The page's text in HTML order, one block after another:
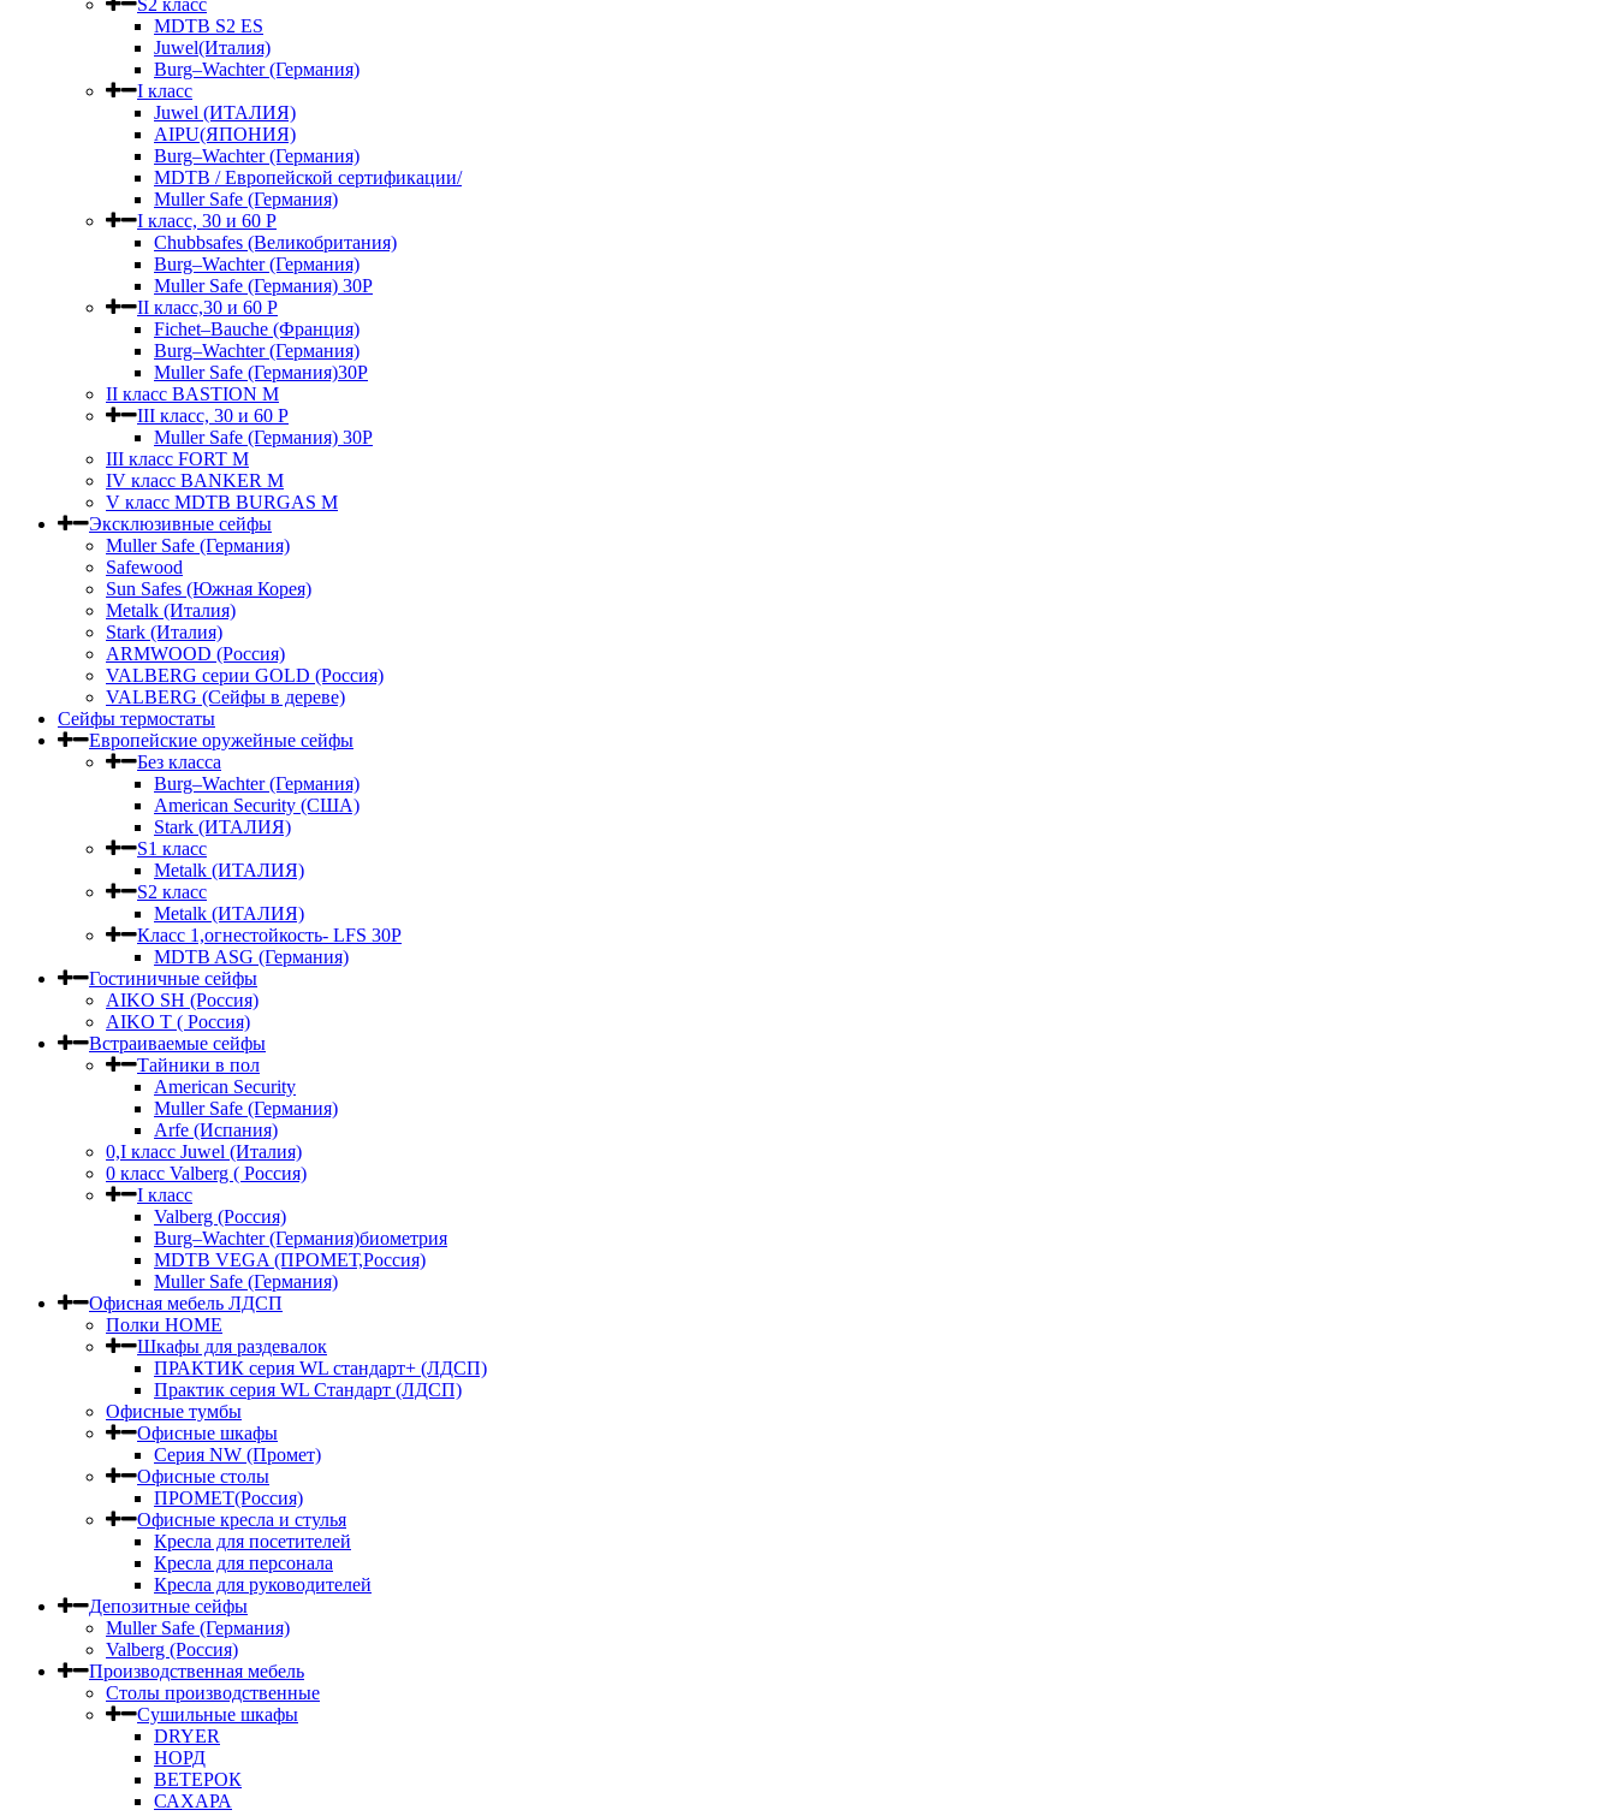
S2 класс
MDTB S2 ES
Juwel(Италия)
Burg–Wachter (Германия)
I класс
Juwel (ИТАЛИЯ)
AIPU(ЯПОНИЯ)
Burg–Wachter (Германия)
MDTB / Европейской сертификации/
Muller Safe (Германия)
I класс, 30 и 60 P
Chubbsafes (Великобритания)
Burg–Wachter (Германия)
Muller Safe (Германия) 30Р
II класс,30 и 60 P
Fichet–Bauche (Франция)
Burg–Wachter (Германия)
Muller Safe (Германия)30P
II класс BASTION M
III класс, 30 и 60 P
Muller Safe (Германия) 30Р
III класс FORT M
IV класс BANKER M
V класс МDTB BURGAS M
Эксклюзивные сейфы
Muller Safe (Германия)
Safewood
Sun Safes (Южная Корея)
Metalk (Италия)
Stark (Италия)
ARMWOOD (Россия)
VALBERG серии GOLD (Россия)
VALBERG (Сейфы в дереве)
Сейфы термостаты
Европейские оружейные сейфы
Без класса
Burg–Wachter (Германия)
American Security (США)
Stark (ИТАЛИЯ)
S1 класс
Metalk (ИТАЛИЯ)
S2 класс
Metalk (ИТАЛИЯ)
Класс 1,огнестойкость- LFS 30P
MDTB ASG (Германия)
Гостиничные сейфы
AIKO SH (Россия)
AIKO Т ( Россия)
Встраиваемые сейфы
Тайники в пол
American Security
Muller Safe (Германия)
Arfe (Испания)
0,I класс Juwel (Италия)
0 класс Valberg ( Россия)
I класс
Valberg (Россия)
Burg–Wachter (Германия)биометрия
MDTB VEGA (ПРОМЕТ,Россия)
Muller Safe (Германия)
Офисная мебель ЛДСП
Полки HOME
Шкафы для раздевалок
ПРАКТИК серия WL стандарт+ (ЛДСП)
Практик серия WL Стандарт (ЛДСП)
Офисные тумбы
Офисные шкафы
Серия NW (Промет)
Офисные столы
ПРОМЕТ(Россия)
Офисные кресла и стулья
Кресла для посетителей
Кресла для персонала
Кресла для руководителей
Депозитные сейфы
Muller Safe (Германия)
Valberg (Россия)
Производственная мебель
Столы производственные
Сушильные шкафы
DRYER
НОРД
ВЕТЕРОК
САХАРА